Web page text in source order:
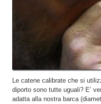
Le catene calibrate che si
diporto sono tutte uguali? E’
adatta alla nostra barca